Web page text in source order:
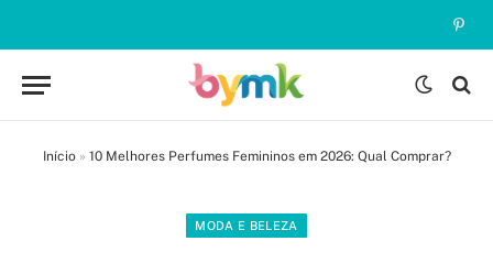
Início» 10 Melhores Perfumes Femininos em 2026: Qual Comprar?
MODA E BELEZA